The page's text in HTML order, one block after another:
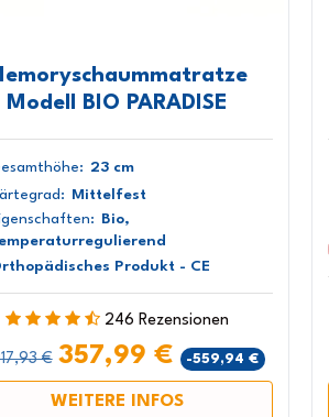
Modell BIO PARADISE
23 cm
Mittelfest
Bio,
Produkt - CE
246 Rezensionen
€ 357,99 € -559,94 €
WEITERE INFOS